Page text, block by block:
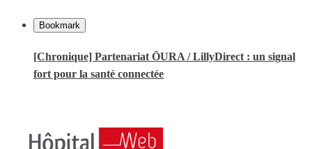
Bookmark
[Chronique] Partenariat ŌURA / LillyDirect : un signal
fort pour la santé connectée